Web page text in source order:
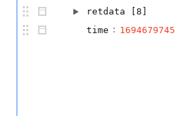
retdata
[8]
time : 1694679745